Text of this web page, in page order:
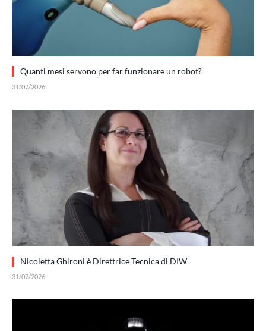
Quanti mesi servono per far funzionare un robot?
31/07/2026
Nicoletta Ghironi è Direttrice Tecnica di DIW
31/07/2026